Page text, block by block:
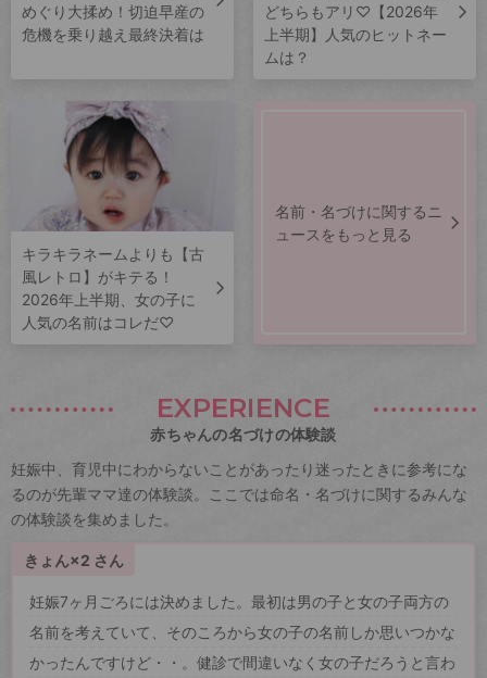
めぐり大揉め！切迫早産の
危機を乗り越え最終決着は
どちらもアリ♡【2026年
上半期】人気のヒットネー
ムは？
キラキラネームよりも【古
風レトロ】がキテる！
2026年上半期、女の子に
人気の名前はコレだ♡
名前・名づけに関するニ
ュースをもっと見る
EXPERIENCE
赤ちゃんの名づけの体験談
妊娠中、育児中にわからないことがあったり迷ったときに参考にな
るのが先輩ママ達の体験談。ここでは命名・名づけに関するみんな
の体験談を集めました。
きょん×2 さん
妊娠7ヶ月ごろには決めました。最初は男の子と女の子両方の
名前を考えていて、そのころから女の子の名前しか思いつかな
かったんですけど・・。健診で間違いなく女の子だろうと言わ